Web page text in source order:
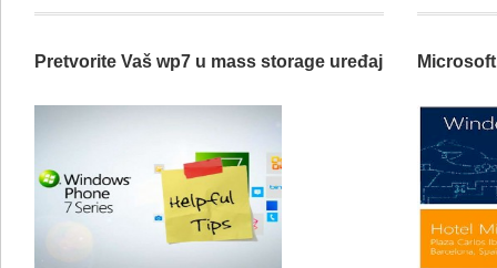
Pretvorite Vaš wp7 u mass storage uređaj